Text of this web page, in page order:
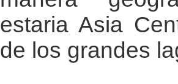
estaria Asia
de los grandes